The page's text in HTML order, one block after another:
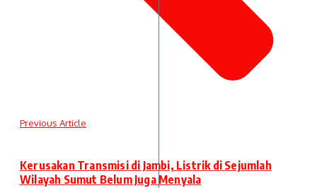
Previous Article
Kerusakan Transmisi di Jambi, Listrik di Sejumlah
Wilayah Sumut Belum Juga Menyala